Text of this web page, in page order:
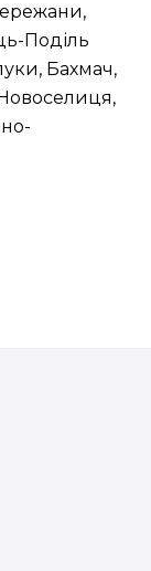
Поділь
Бахмач,